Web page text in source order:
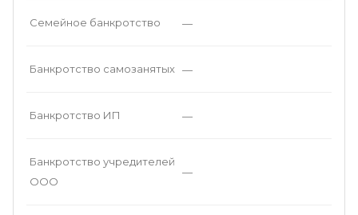
Семейное банкротство —
Банкротство самозанятых —
Банкротство ИП —
Банкротство учредителей
ООО
—